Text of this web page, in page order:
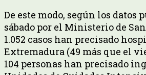
De este modo, según los datos
sábado por el Ministerio de
1.052 casos han precisado
Extremadura (49 más que el
104 personas han precisado